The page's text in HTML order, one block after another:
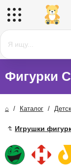
Фигурки
⌂ / Каталог /
Игрушки